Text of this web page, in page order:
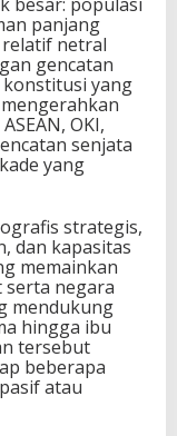
panjang
netral
gencatan
konstitusi yang
OKI,
senjata
yang
strategis,
dan kapasitas
memainkan
serta negara
mendukung
hingga ibu
tersebut
beberapa
atau